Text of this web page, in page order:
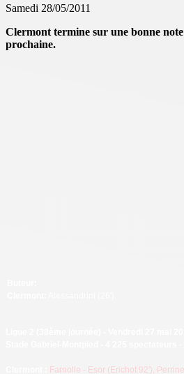
Samedi 28/05/2011
Clermont termine sur une bonne
prochaine.
Farnolle - Esor (Erichot 92'),